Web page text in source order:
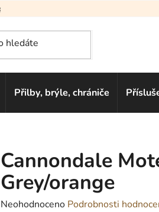
vás
Přilby, brýle, chrániče
Cannondale
Grey/orange
Průměrné
Neohodnoceno Podrobnosti